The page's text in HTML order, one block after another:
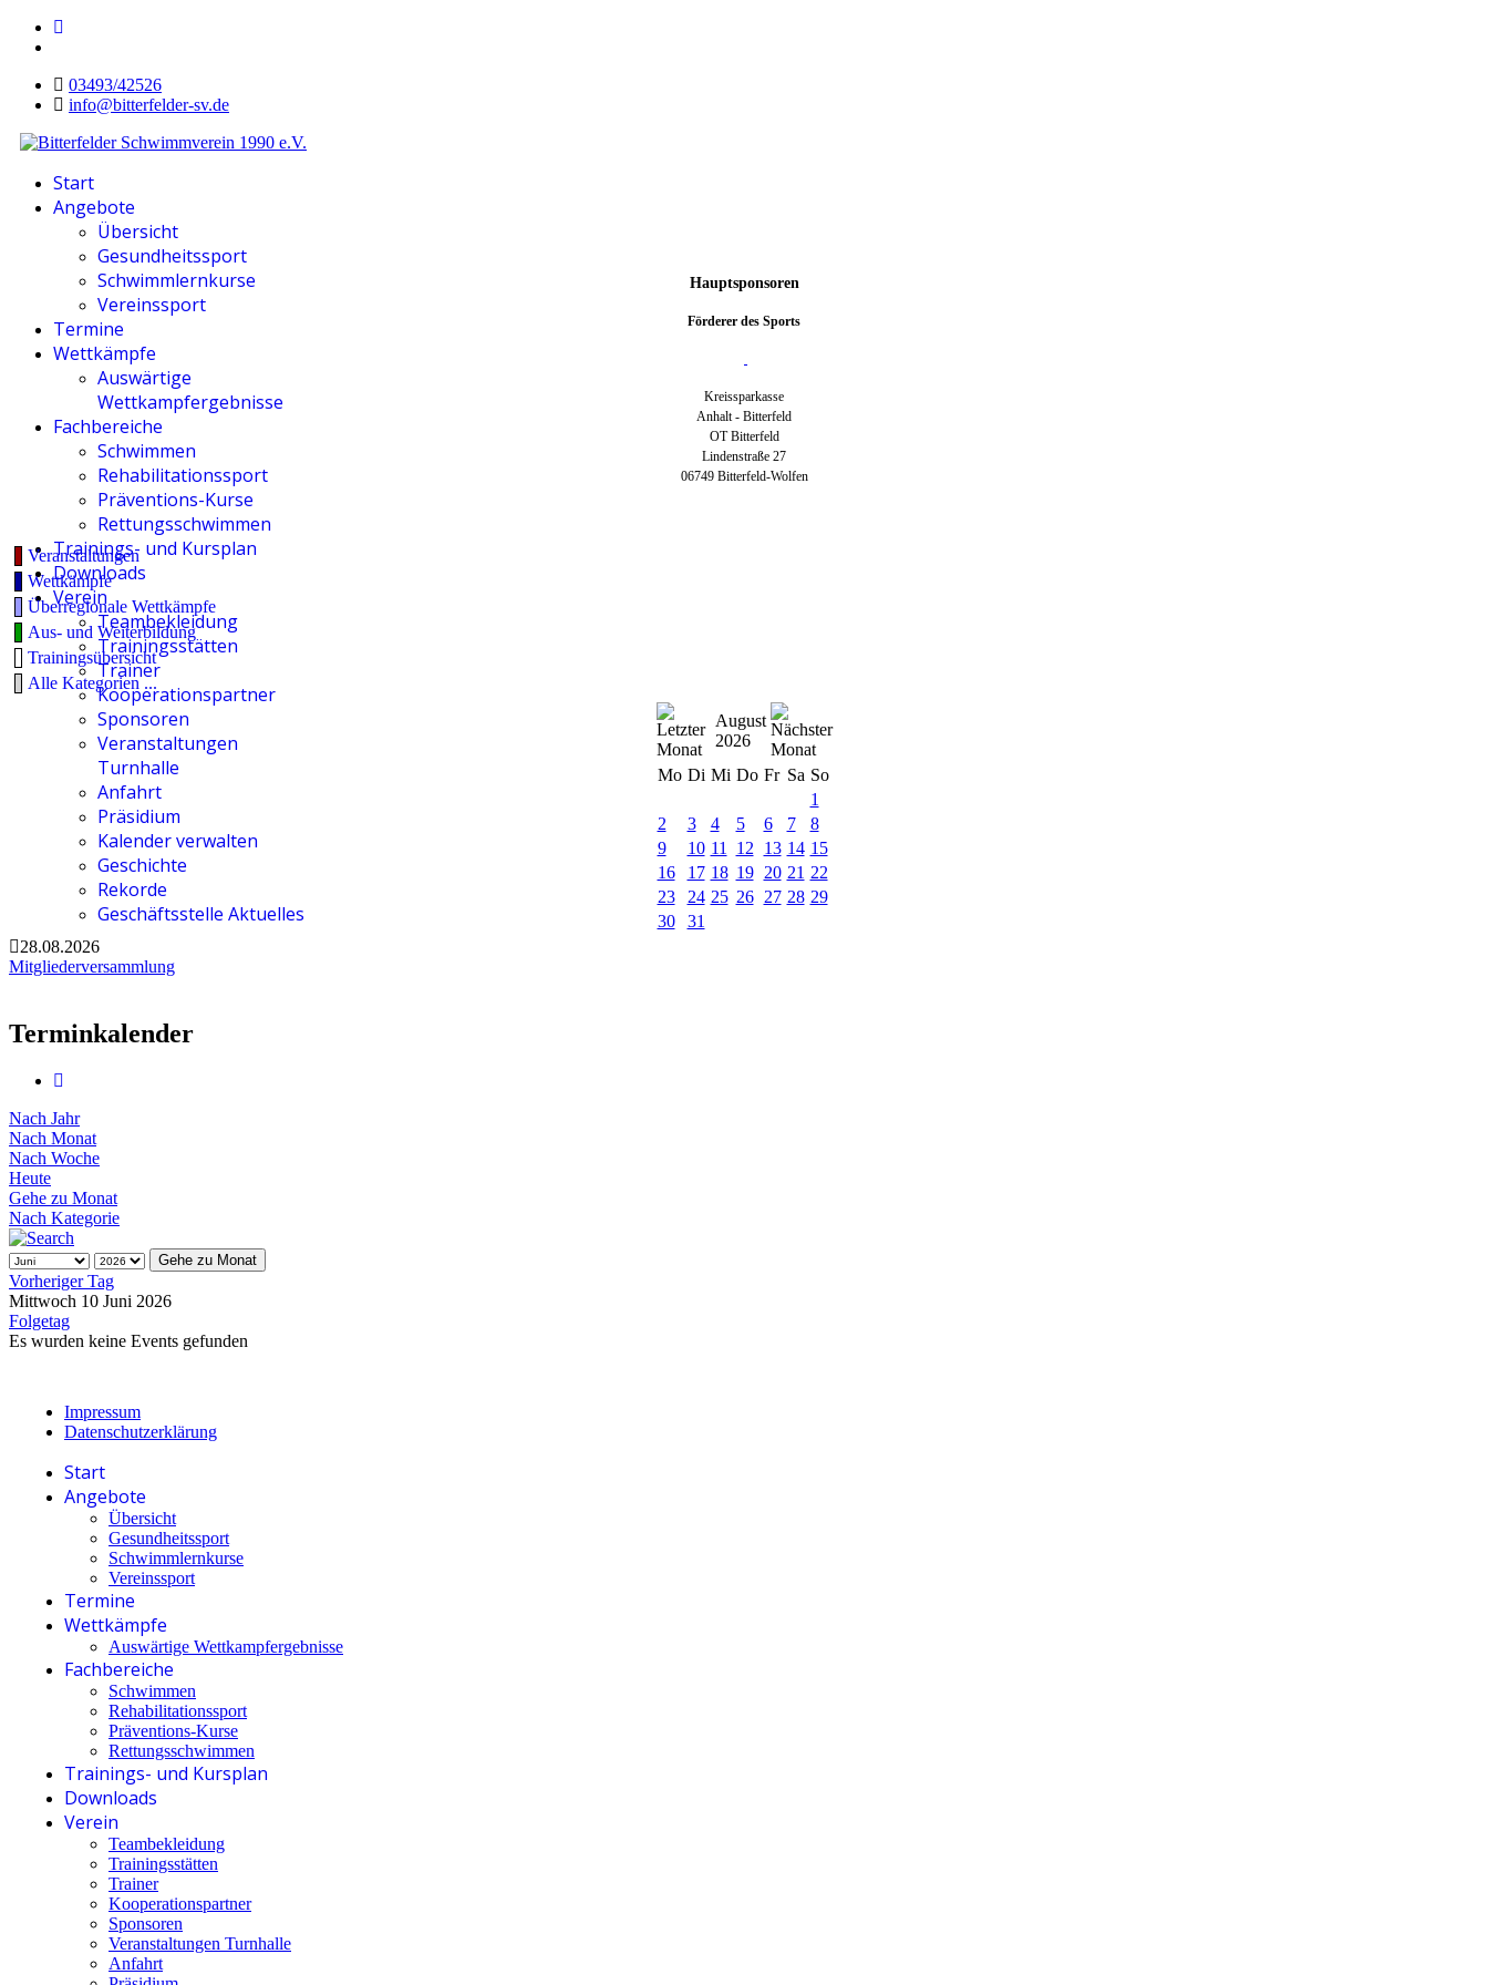
03493/42526
info@bitterfelder-sv.de
Start
Angebote
Übersicht
Gesundheitssport
Schwimmlernkurse
Vereinssport
Termine
Wettkämpfe
Auswärtige
Wettkampfergebnisse
Fachbereiche
Schwimmen
Rehabilitationssport
Präventions-Kurse
Rettungsschwimmen
Trainings- und Kursplan
Downloads
Verein
Teambekleidung
Trainingsstätten
Trainer
Kooperationspartner
Sponsoren
Veranstaltungen
Turnhalle
Anfahrt
Präsidium
Kalender verwalten
Geschichte
Rekorde
Geschäftsstelle Aktuelles
Hauptsponsoren
Förderer des Sports
Kreissparkasse
Anhalt - Bitterfeld
OT Bitterfeld
Lindenstraße 27
06749 Bitterfeld-Wolfen
Veranstaltungen
Wettkämpfe
Überregionale Wettkämpfe
Aus- und Weiterbildung
Trainingsübersicht
Alle Kategorien ...
August
2026
Mo Di Mi Do Fr Sa So
1
2
3 4 5 6 7
8
9
10 11 12 13 14 15
16
17 18 19 20 21 22
23
24 25 26 27 28 29
30
31
28.08.2026
Mitgliederversammlung
Terminkalender
Nach Jahr
Nach Monat
Nach Woche
Heute
Gehe zu Monat
Nach Kategorie
Gehe zu Monat
Vorheriger Tag
Mittwoch 10 Juni 2026
Folgetag
Es wurden keine Events gefunden
Impressum
Datenschutzerklärung
Start
Angebote
Übersicht
Gesundheitssport
Schwimmlernkurse
Vereinssport
Termine
Wettkämpfe
Auswärtige Wettkampfergebnisse
Fachbereiche
Schwimmen
Rehabilitationssport
Präventions-Kurse
Rettungsschwimmen
Trainings- und Kursplan
Downloads
Verein
Teambekleidung
Trainingsstätten
Trainer
Kooperationspartner
Sponsoren
Veranstaltungen Turnhalle
Anfahrt